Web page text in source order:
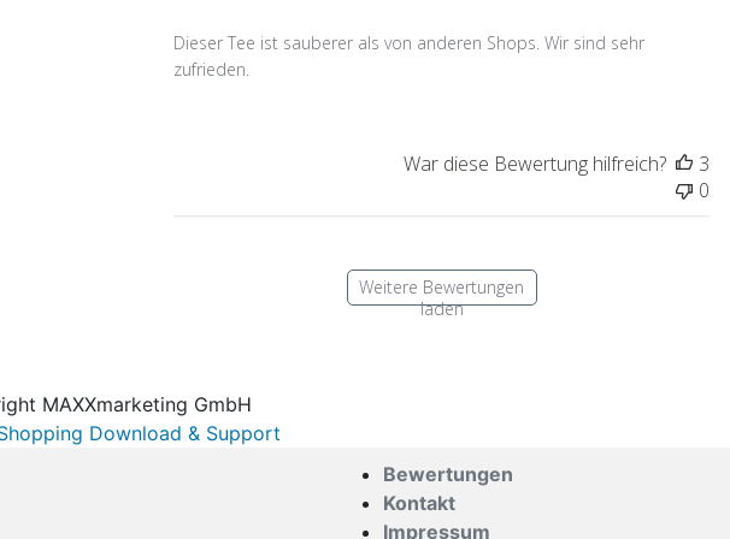
Dieser Tee ist sauberer als von anderen Shops. Wir sind sehr
zufrieden.
War diese Bewertung hilfreich?
3
0
Weitere Bewertungen
laden
MAXXmarketing GmbH
Download & Support
Bewertungen
Kontakt
Impressum